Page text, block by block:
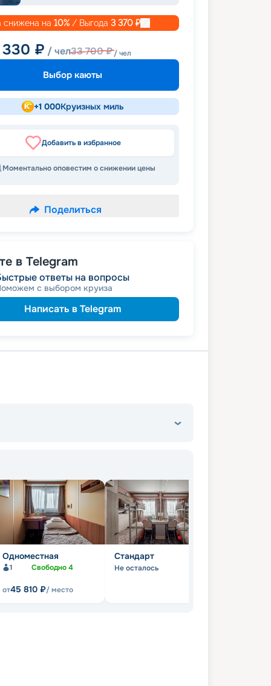
снижена на 10% / Выгода 3 370 ₽
₽ / чел33 700₽/ чел
Выбор каюты
+1 000Круизных миль
Добавить в избранное
Моментально оповестим о снижении цены
Поделиться
в Telegram
ответы на вопросы
с выбором круиза
Написать в Telegram
Одноместная
1 Свободно4
от45 810 ₽/ место
Стандарт
Не осталось